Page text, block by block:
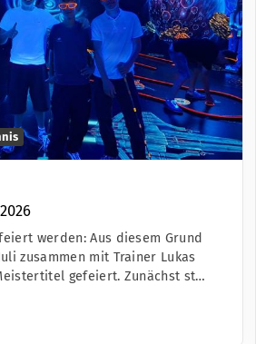
werden: Aus diesem Grund
zusammen mit Trainer Lukas
gefeiert. Zunächst st…